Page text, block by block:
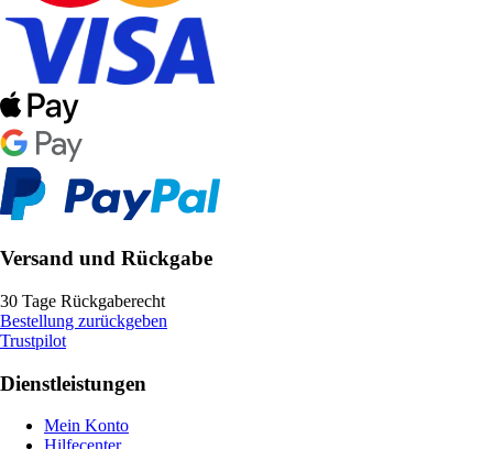
Versand und Rückgabe
30 Tage Rückgaberecht
Bestellung zurückgeben
Trustpilot
Dienstleistungen
Mein Konto